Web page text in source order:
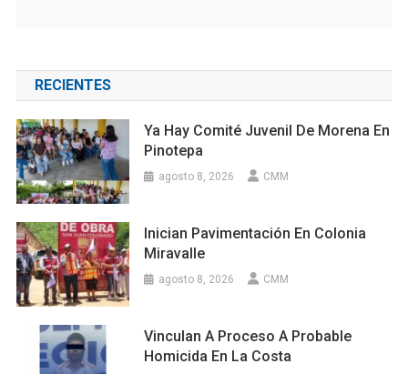
RECIENTES
Ya Hay Comité Juvenil De Morena En
Pinotepa
agosto 8, 2026 CMM
Inician Pavimentación En Colonia
Miravalle
agosto 8, 2026 CMM
Vinculan A Proceso A Probable
Homicida En La Costa